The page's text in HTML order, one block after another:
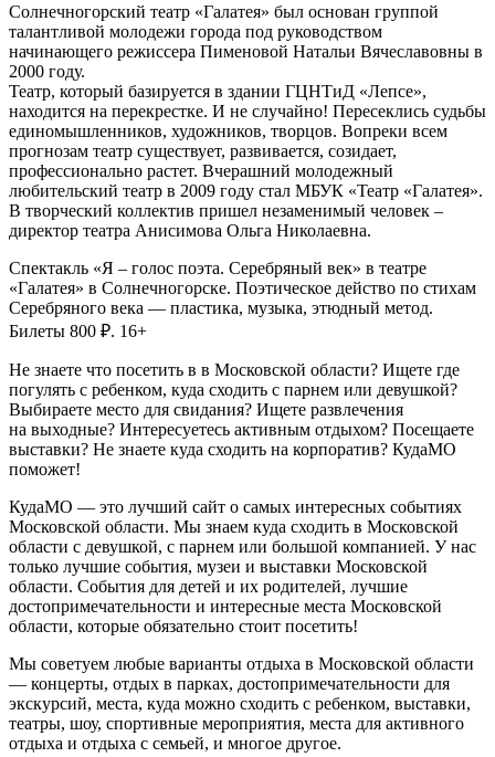
Солнечногорский театр «Галатея» был основан группой
талантливой молодежи города под руководством
начинающего режиссера Пименовой Натальи Вячеславовны в
2000 году.
Театр, который базируется в здании ГЦНТиД «Лепсе»,
находится на перекрестке. И не случайно! Пересеклись судьбы
единомышленников, художников, творцов. Вопреки всем
прогнозам театр существует, развивается, созидает,
профессионально растет. Вчерашний молодежный
любительский театр в 2009 году стал МБУК «Театр «Галатея».
В творческий коллектив пришел незаменимый человек –
директор театра Анисимова Ольга Николаевна.
Спектакль «Я – голос поэта. Серебряный век» в театре
«Галатея» в Солнечногорске. Поэтическое действо по стихам
Серебряного века — пластика, музыка, этюдный метод.
Билеты 800 ₽. 16+
Не знаете что посетить в в Московской области? Ищете где
погулять с ребенком, куда сходить с парнем или девушкой?
Выбираете место для свидания? Ищете развлечения
на выходные? Интересуетесь активным отдыхом? Посещаете
выставки? Не знаете куда сходить на корпоратив? КудаМО
поможет!
КудаМО — это лучший сайт о самых интересных событиях
Московской области. Мы знаем куда сходить в Московской
области с девушкой, с парнем или большой компанией. У нас
только лучшие события, музеи и выставки Московской
области. События для детей и их родителей, лучшие
достопримечательности и интересные места Московской
области, которые обязательно стоит посетить!
Мы советуем любые варианты отдыха в Московской области
— концерты, отдых в парках, достопримечательности для
экскурсий, места, куда можно сходить с ребенком, выставки,
театры, шоу, спортивные мероприятия, места для активного
отдыха и отдыха с семьей, и многое другое.